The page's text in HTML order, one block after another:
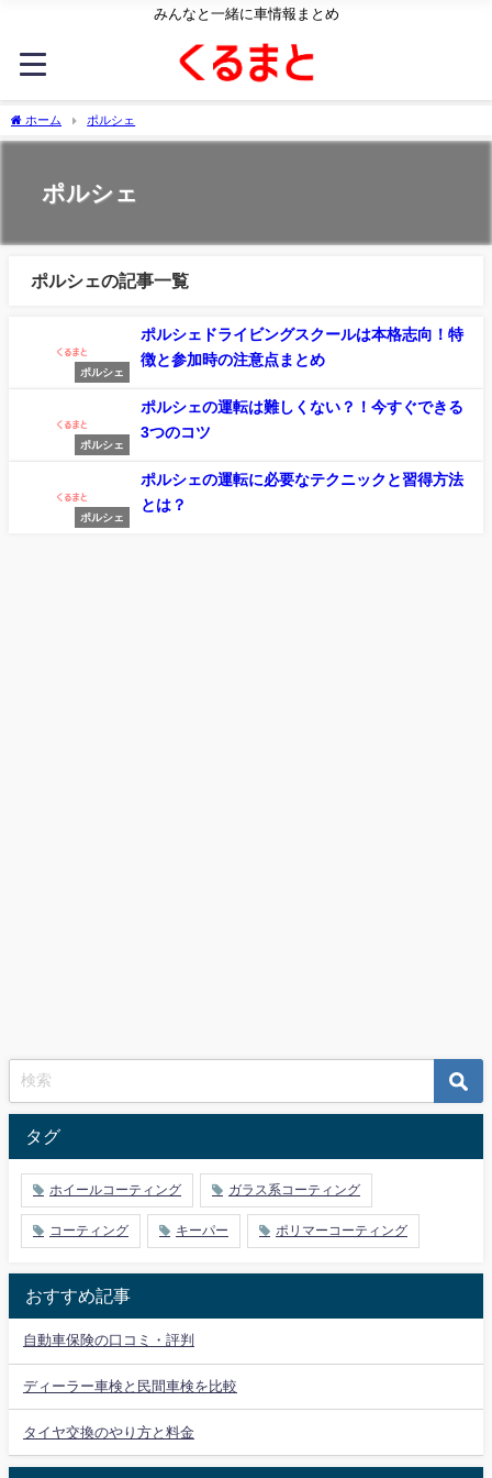
みんなと一緒に車情報まとめ
ホーム ポルシェ
ポルシェ
ポルシェの記事一覧
ポルシェ
ポルシェドライビングスクールは本格志向！特
徴と参加時の注意点まとめ
ポルシェ
ポルシェの運転は難しくない？！今すぐできる
3つのコツ
ポルシェ
ポルシェの運転に必要なテクニックと習得方法
とは？
タグ
ホイールコーティング ガラス系コーティング
コーティング キーパー ポリマーコーティング
おすすめ記事
自動車保険の口コミ・評判
ディーラー車検と民間車検を比較
タイヤ交換のやり方と料金